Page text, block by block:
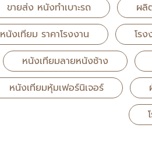
ขายส่ง หนังทำเบาะรถ
ผลิ
หนังเทียม ราคาโรงงาน
โร
หนังเทียมลายหนังช้าง
หนังเทียมหุ้มเฟอร์นิเจอร์